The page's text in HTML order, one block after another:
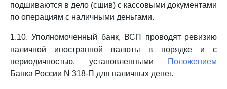
подшиваются в дело (сшив) с кассовыми документами
по операциям с наличными деньгами.
1.10. Уполномоченный банк, ВСП проводят ревизию
наличной иностранной валюты в порядке и с
периодичностью, установленными
Положением
Банка России N 318-П для наличных денег.